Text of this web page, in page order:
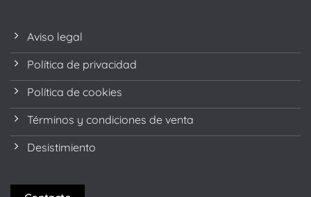
Aviso legal
Política de privacidad
Política de cookies
Términos y condiciones de venta
Desistimiento